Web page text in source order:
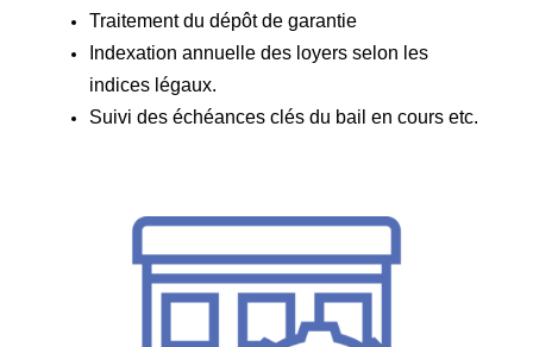
Traitement du dépôt de garantie
Indexation annuelle des loyers selon les
indices légaux.
Suivi des échéances clés du bail en cours etc.